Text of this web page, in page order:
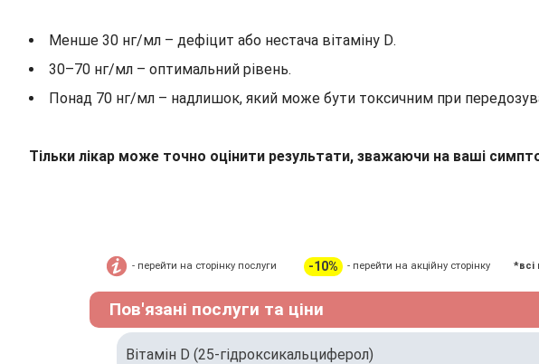
Менше 30 нг/мл – дефіцит або нестача вітаміну D.
30–70 нг/мл – оптимальний рівень.
Понад 70 нг/мл – надлишок, який може бути токсичним при
Тільки лікар може точно оцінити результати, зважаючи на ваші
- перейти на сторінку послуги -10% - перейти на акційну сторінку *всі
Пов'язані послуги та ціни
Вітамін D (25-гідроксикальциферол)